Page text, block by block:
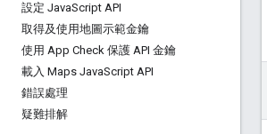
設定 JavaScript API
取得及使用地圖示範金鑰
使用 App Check 保護 API 金鑰
載入 Maps JavaScript API
錯誤處理
疑難排解